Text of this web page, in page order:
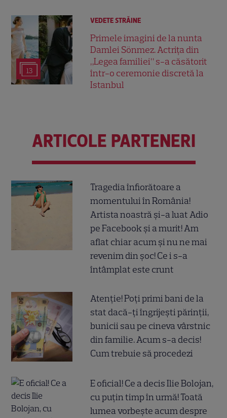
13
VEDETE STRĂINE
Primele imagini de la nunta
Damlei Sönmez. Actrița din
„Legea familiei” s-a căsătorit
într-o ceremonie discretă la
Istanbul
ARTICOLE PARTENERI
Tragedia înfiorătoare a
momentului în România!
Artista noastră și-a luat Adio
pe Facebook și a murit! Am
aflat chiar acum și nu ne mai
revenim din șoc! Ce i s-a
întâmplat este crunt
Atenție! Poți primi bani de la
stat dacă-ți îngrijești părinții,
bunicii sau pe cineva vârstnic
din familie. Acum s-a decis!
Cum trebuie să procedezi
E oficial! Ce a decis Ilie Bolojan,
cu puțin timp în urmă! Toată
lumea vorbește acum despre